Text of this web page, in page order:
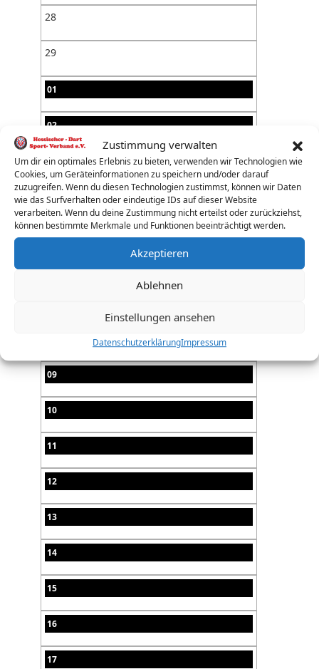
Zustimmung verwalten
Um dir ein optimales Erlebnis zu bieten, verwenden wir Technologien wie
Cookies, um Geräteinformationen zu speichern und/oder darauf
zuzugreifen. Wenn du diesen Technologien zustimmst, können wir Daten
wie das Surfverhalten oder eindeutige IDs auf dieser Website
verarbeiten. Wenn du deine Zustimmung nicht erteilst oder zurückziehst,
können bestimmte Merkmale und Funktionen beeinträchtigt werden.
Akzeptieren
Ablehnen
Einstellungen ansehen
DatenschutzerklärungImpressum
28
29
01
02
03
04
05
06
09
10
11
12
13
14
15
16
17